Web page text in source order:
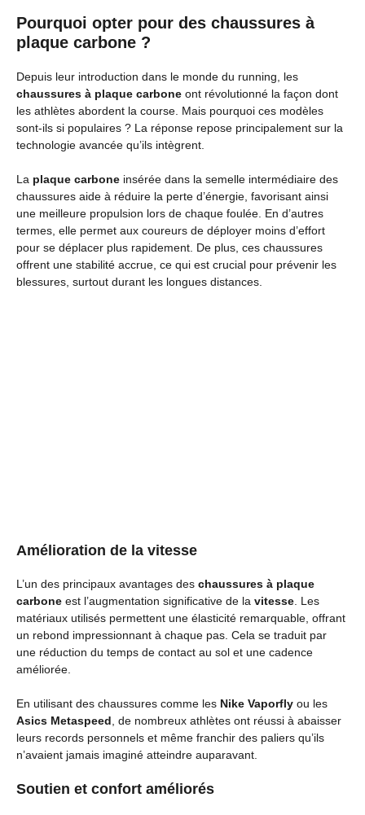
Pourquoi opter pour des chaussures à
plaque carbone ?
Depuis leur introduction dans le monde du running, les
chaussures à plaque carbone ont révolutionné la façon dont
les athlètes abordent la course. Mais pourquoi ces modèles
sont-ils si populaires ? La réponse repose principalement sur la
technologie avancée qu’ils intègrent.
La plaque carbone insérée dans la semelle intermédiaire des
chaussures aide à réduire la perte d’énergie, favorisant ainsi
une meilleure propulsion lors de chaque foulée. En d’autres
termes, elle permet aux coureurs de déployer moins d’effort
pour se déplacer plus rapidement. De plus, ces chaussures
offrent une stabilité accrue, ce qui est crucial pour prévenir les
blessures, surtout durant les longues distances.
Amélioration de la vitesse
L’un des principaux avantages des chaussures à plaque
carbone est l’augmentation significative de la vitesse . Les
matériaux utilisés permettent une élasticité remarquable, offrant
un rebond impressionnant à chaque pas. Cela se traduit par
une réduction du temps de contact au sol et une cadence
améliorée.
En utilisant des chaussures comme les Nike Vaporfly ou les
Asics Metaspeed , de nombreux athlètes ont réussi à abaisser
leurs records personnels et même franchir des paliers qu’ils
n’avaient jamais imaginé atteindre auparavant.
Soutien et confort améliorés